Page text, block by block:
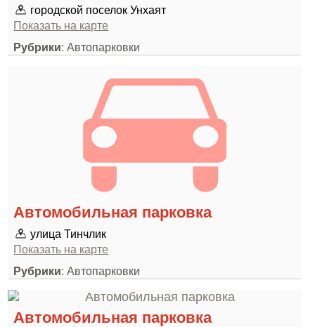
городской поселок Унхаят
Показать на карте
Рубрики: Автопарковки
Автомобильная парковка
улица Тинчлик
Показать на карте
Рубрики: Автопарковки
Автомобильная парковка